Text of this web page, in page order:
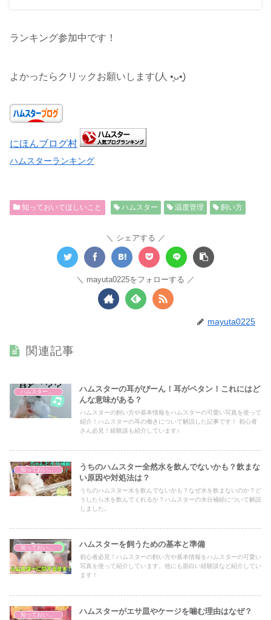
ランキング参加中です！
よかったらクリックお願いします(人 •͈ᴗ•͈)
にほんブログ村
ハムスターランキング
知っておいてほしいこと ハムスター 温度管理 飼い方
シェアする
mayuta0225をフォローする
mayuta0225
関連記事
ハムスターの耳がぴーん！耳がペタン！これにはど
んな意味がある？
ハムスターの飼い方や基本情報をハムスターの可愛い写真を使って
紹介！ハムスターの耳の働きについて解説した記事です！ 初心者
さん必見！経験談も紹介しています♪
うちのハムスター全然水を飲んでないかも？飲まな
い原因や対処法は？
うちのハムスター水を飲んでないかも？なぜ水を飲まないのか？ど
うしたら水を飲んでくれるか？ハムスターの水分補給について解説
しました。
ハムスターを飼うための基本と準備
初心者必見！ハムスターの飼い方や基本情報をハムスターの可愛い
写真を使って紹介しています。他にも面白い経験談など紹介してい
ます！
ハムスターがエサ皿やケージを噛む理由はなぜ？